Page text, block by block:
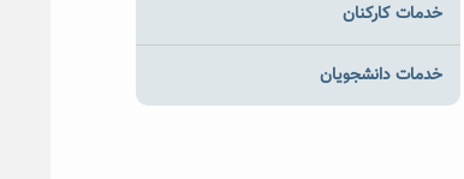
خدمات کارکنان
خدمات دانشجویان